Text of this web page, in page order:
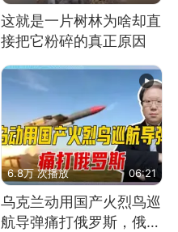
这就是一片树林为啥却直
接把它粉碎的真正原因
6.8万 次播放 06:21
乌克兰动用国产火烈鸟巡
航导弹痛打俄罗斯，俄军